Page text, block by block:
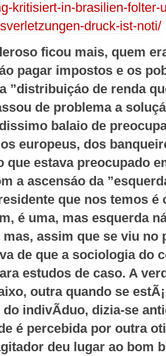
kritisiert-in-brasilien-folter-
druck-ist-noti/
ficou mais, quem
pagar impostos e os
”distribuiçáo de renda
de problema a
balaio de
europeus, dos
que estava preocupado
a ascensáo da
que nos temos é
é uma, mas esquerda
assim que se viu no
de que a sociologia do
estudos de caso. A
outra quando se
indivÃ­duo, dizia-se
é percebida por outra
deu lugar ao bom